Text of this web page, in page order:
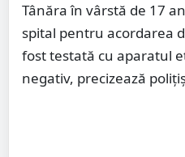
Tânăra în vârstă de 17
spital pentru acordarea
fost testată cu aparatul
negativ, precizează